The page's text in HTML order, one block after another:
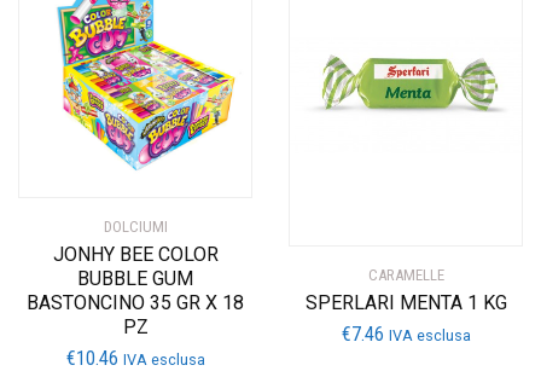
DOLCIUMI
JONHY BEE COLOR
BUBBLE GUM
BASTONCINO 35 GR X 18
PZ
€10.46 IVA esclusa
CARAMELLE
SPERLARI MENTA 1 KG
€7.46 IVA esclusa